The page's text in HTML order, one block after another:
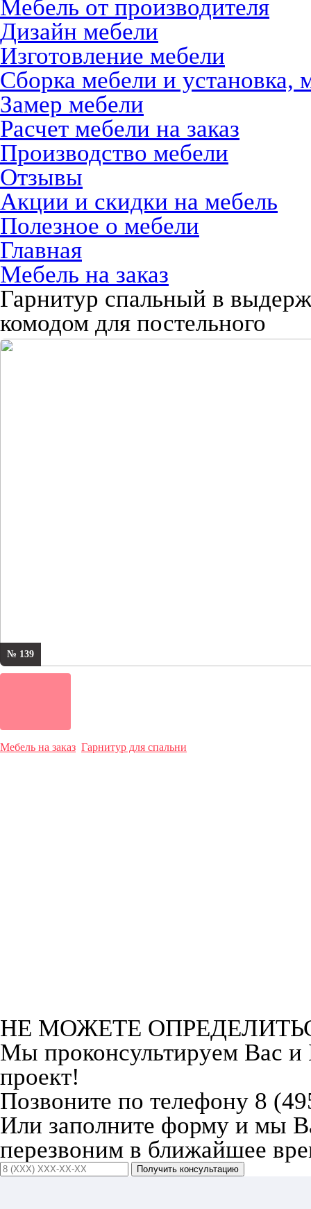
Мебель от производителя
Дизайн мебели
Изготовление мебели
Сборка мебели и установка,
Замер мебели
Расчет мебели на заказ
Производство мебели
Отзывы
Акции и скидки на мебель
Полезное о мебели
Главная
Мебель на заказ
Гарнитур спальный в
комодом для постельного
№ 139
Мебель на заказ Гарнитур для спальни
НЕ МОЖЕТЕ
Мы проконсультируем Вас
проект!
Позвоните по телефону 8
Или заполните форму и мы
перезвоним в ближайшее
Получить консультацию